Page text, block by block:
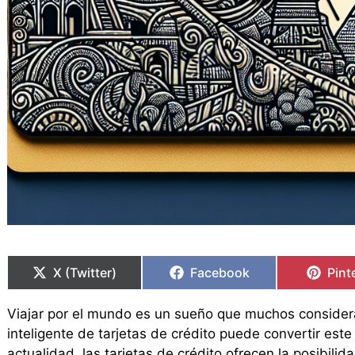
en
X (Twitter)
en
Facebook
en
Viajar por el mundo es un sueño que muchos
inteligente de tarjetas de crédito puede convertir
en
en
en